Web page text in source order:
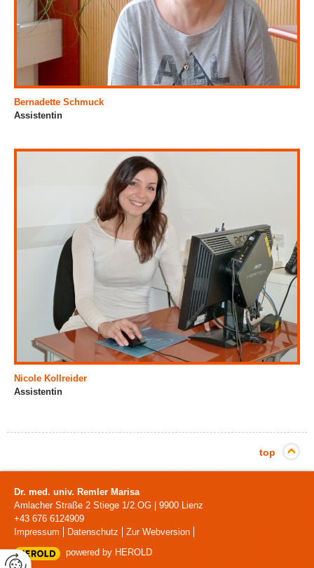
Bernadette Schmuck
Assistentin
Nicole Kollreider
Assistentin
top
Dr. med. univ. Remler Marisa
Amlacher Straße 2 Stiege 1/2.OG|9900 Lienz
+43 676 6124909
Impressum
Datenschutz
Zur Webversion
powered by HEROLD